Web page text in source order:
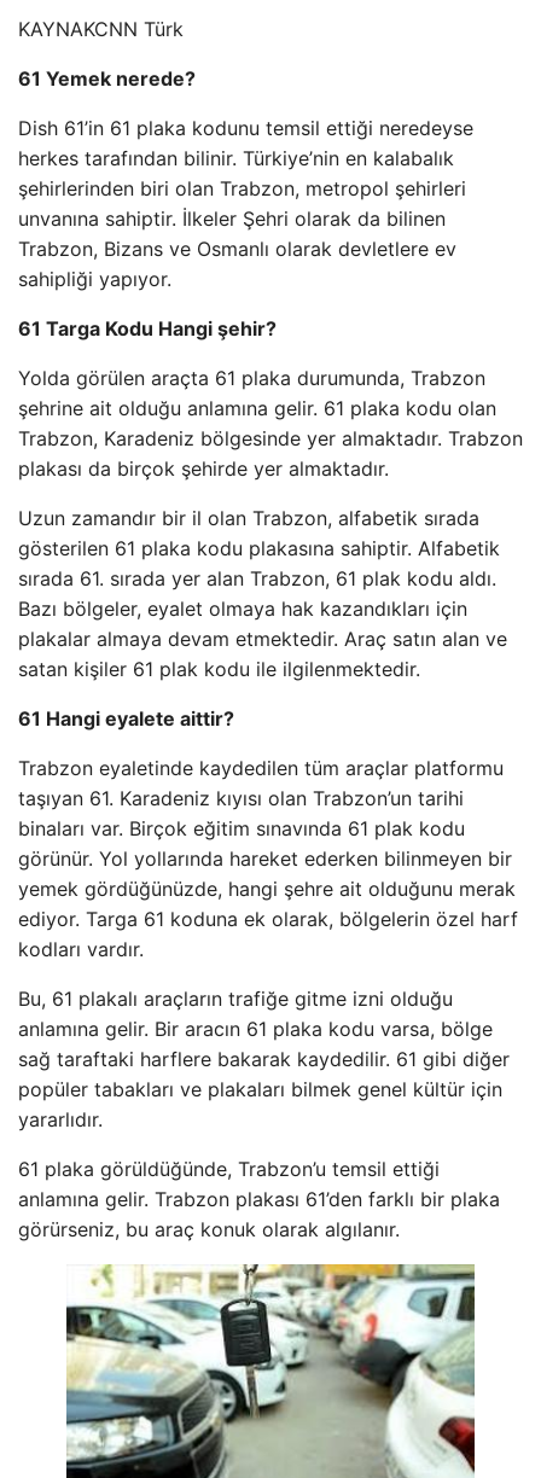
KAYNAKCNN Türk
61 Yemek nerede?
Dish 61’in 61 plaka kodunu temsil ettiği neredeyse
herkes tarafından bilinir. Türkiye’nin en kalabalık
şehirlerinden biri olan Trabzon, metropol şehirleri
unvanına sahiptir. İlkeler Şehri olarak da bilinen
Trabzon, Bizans ve Osmanlı olarak devletlere ev
sahipliği yapıyor.
61 Targa Kodu Hangi şehir?
Yolda görülen araçta 61 plaka durumunda, Trabzon
şehrine ait olduğu anlamına gelir. 61 plaka kodu olan
Trabzon, Karadeniz bölgesinde yer almaktadır. Trabzon
plakası da birçok şehirde yer almaktadır.
Uzun zamandır bir il olan Trabzon, alfabetik sırada
gösterilen 61 plaka kodu plakasına sahiptir. Alfabetik
sırada 61. sırada yer alan Trabzon, 61 plak kodu aldı.
Bazı bölgeler, eyalet olmaya hak kazandıkları için
plakalar almaya devam etmektedir. Araç satın alan ve
satan kişiler 61 plak kodu ile ilgilenmektedir.
61 Hangi eyalete aittir?
Trabzon eyaletinde kaydedilen tüm araçlar platformu
taşıyan 61. Karadeniz kıyısı olan Trabzon’un tarihi
binaları var. Birçok eğitim sınavında 61 plak kodu
görünür. Yol yollarında hareket ederken bilinmeyen bir
yemek gördüğünüzde, hangi şehre ait olduğunu merak
ediyor. Targa 61 koduna ek olarak, bölgelerin özel harf
kodları vardır.
Bu, 61 plakalı araçların trafiğe gitme izni olduğu
anlamına gelir. Bir aracın 61 plaka kodu varsa, bölge
sağ taraftaki harflere bakarak kaydedilir. 61 gibi diğer
popüler tabakları ve plakaları bilmek genel kültür için
yararlıdır.
61 plaka görüldüğünde, Trabzon’u temsil ettiği
anlamına gelir. Trabzon plakası 61’den farklı bir plaka
görürseniz, bu araç konuk olarak algılanır.